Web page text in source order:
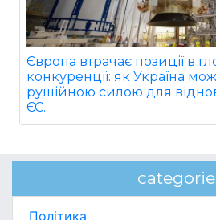
Європа втрачає позиції в
конкуренції: як Україна
рушійною силою для
ЄС.
Політика